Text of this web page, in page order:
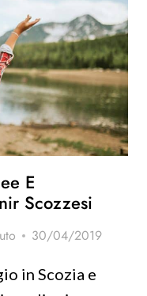
E
Scozzesi
30/04/2019
in Scozia e